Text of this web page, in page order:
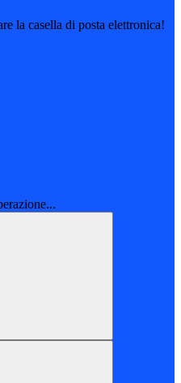
la casella di posta elettronica!